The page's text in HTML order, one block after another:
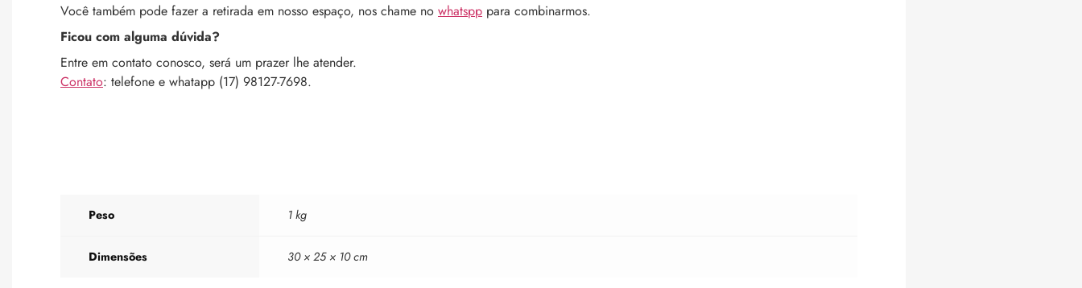
Você também pode fazer a retirada em nosso espaço, nos chame no whatspp para combinarmos.
Ficou com alguma dúvida?
Entre em contato conosco, será um prazer lhe atender.
Contato: telefone e whatapp (17) 98127-7698.
Peso 1 kg
Dimensões 30 × 25 × 10 cm